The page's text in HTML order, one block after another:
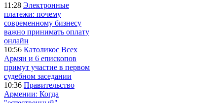
11:28 Электронные
платежи: почему
современному бизнесу
важно принимать оплату
онлайн
10:56 Католикос Всех
Армян и 6 епископов
примут участие в первом
судебном заседании
10:36 Правительство
Армении: Когда